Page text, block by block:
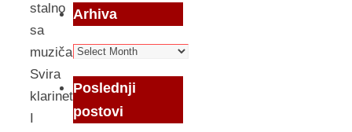
stalno
sa
muzičarima.
Svira
klarinet
I
Arhiva
Arhiva
Poslednji
postovi